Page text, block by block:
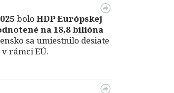
bolo HDPEurópskej
na 18,8 bilióna
sa umiestnilo desiate
rámci EÚ.